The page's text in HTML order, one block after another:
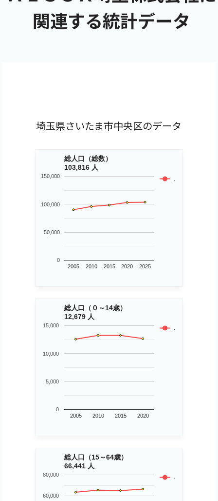
関連する統計データ
埼玉県さいたま市中央区のデータ
総人口（総数）
103,816 人
..
2005 2010 2015 2020 2025
0
50,000
100,000
150,000
総人口（０～14歳）
12,679 人
..
2005 2010 2015 2020
0
5,000
10,000
15,000
総人口（15～64歳）
66,441 人
..
60,000
80,000